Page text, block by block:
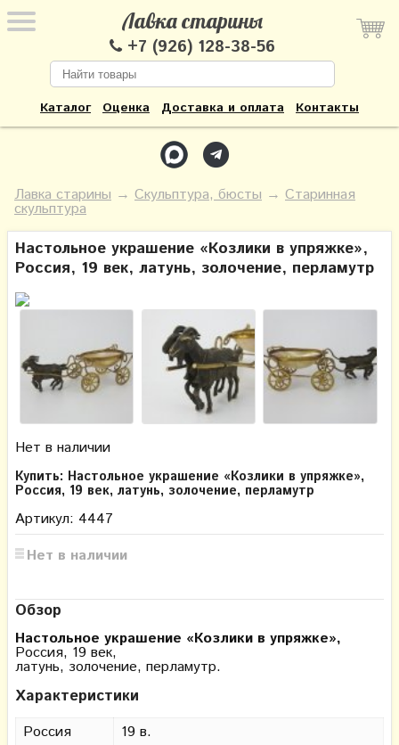
Лавка старины
+7 (926) 128-38-56
Каталог Оценка Доставка и оплата Контакты
Лавка старины → Скульптура, бюсты → Старинная
скульптура
Настольное украшение «Козлики в упряжке»,
Россия, 19 век, латунь, золочение, перламутр
Нет в наличии
Купить: Настольное украшение «Козлики в упряжке»,
Россия, 19 век, латунь, золочение, перламутр
Артикул: 4447
Нет в наличии
Обзор
Настольное украшение «Козлики в упряжке»,
Россия, 19 век,
латунь, золочение, перламутр.
Характеристики
Россия
19 в.